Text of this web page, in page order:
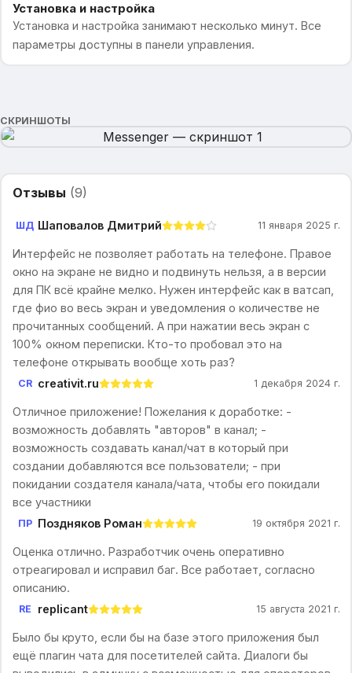
Установка и настройка
Установка и настройка занимают несколько минут. Все
параметры доступны в панели управления.
СКРИНШОТЫ
Отзывы (9)
ШД Шаповалов Дмитрий 11 января 2025 г.
Интерфейс не позволяет работать на телефоне. Правое
окно на экране не видно и подвинуть нельзя, а в версии
для ПК всё крайне мелко. Нужен интерфейс как в ватсап,
где фио во весь экран и уведомления о количестве не
прочитанных сообщений. А при нажатии весь экран с
100% окном переписки. Кто-то пробовал это на
телефоне открывать вообще хоть раз?
CR creativit.ru 1 декабря 2024 г.
Отличное приложение! Пожелания к доработке: -
возможность добавлять "авторов" в канал; -
возможность создавать канал/чат в который при
создании добавляются все пользователи; - при
покидании создателя канала/чата, чтобы его покидали
все участники
ПР Поздняков Роман 19 октября 2021 г.
Оценка отлично. Разработчик очень оперативно
отреагировал и исправил баг. Все работает, согласно
описанию.
RE replicant 15 августа 2021 г.
Было бы круто, если бы на базе этого приложения был
ещё плагин чата для посетителей сайта. Диалоги бы